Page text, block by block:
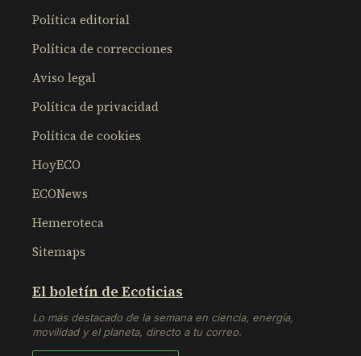
Política editorial
Política de correcciones
Aviso legal
Política de privacidad
Política de cookies
HoyECO
ECONews
Hemeroteca
Sitemaps
El boletín de Ecoticias
Lo más destacado de la semana en ciencia, energía,
movilidad y el planeta, directo a tu correo.